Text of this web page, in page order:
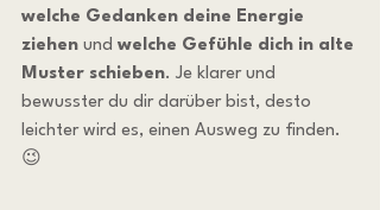
welche Gedanken deine Energie
ziehen und welche Gefühle dich in alte
Muster schieben. Je klarer und
bewusster du dir darüber bist, desto
leichter wird es, einen Ausweg zu finden.
😉